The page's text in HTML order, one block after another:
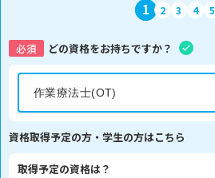
1 2 3 4 5
必須 どの資格をお持ちですか？
資格取得予定の方・学生の方はこちら
取得予定の資格は？